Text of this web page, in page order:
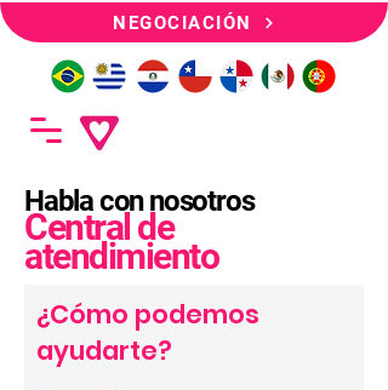
NEGOCIACIÓN
Habla con nosotros
Central de
atendimiento
¿Cómo podemos
ayudarte?